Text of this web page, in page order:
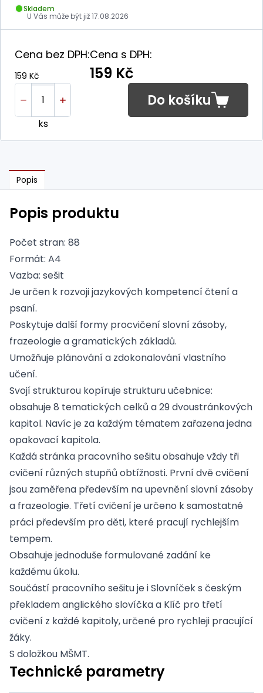
Skladem
U Vás může být již17.08.2026
Cena bez DPH:
159 Kč
Cena s DPH:
159 Kč
ks
Do košíku
Popis
Popis produktu
Počet stran: 88
Formát: A4
Vazba: sešit
Je určen k rozvoji jazykových kompetencí čtení a
psaní.
Poskytuje další formy procvičení slovní zásoby,
frazeologie a gramatických základů.
Umožňuje plánování a zdokonalování vlastního
učení.
Svojí strukturou kopíruje strukturu učebnice:
obsahuje 8 tematických celků a 29 dvoustránkových
kapitol. Navíc je za každým tématem zařazena jedna
opakovací kapitola.
Každá stránka pracovního sešitu obsahuje vždy tři
cvičení různých stupňů obtížnosti. První dvě cvičení
jsou zaměřena především na upevnění slovní zásoby
a frazeologie. Třetí cvičení je určeno k samostatné
práci především pro děti, které pracují rychlejším
tempem.
Obsahuje jednoduše formulované zadání ke
každému úkolu.
Součástí pracovního sešitu je i Slovníček s českým
překladem anglického slovíčka a Klíč pro třetí
cvičení z každé kapitoly, určené pro rychleji pracující
žáky.
S doložkou MŠMT.
Technické parametry